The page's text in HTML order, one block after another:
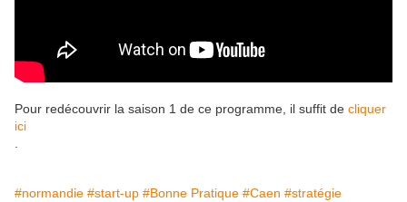
Pour redécouvrir la saison 1 de ce programme, il suffit de cliquer
ici
#normandie #start-up #Bonne Pratique #Caen #stratégie